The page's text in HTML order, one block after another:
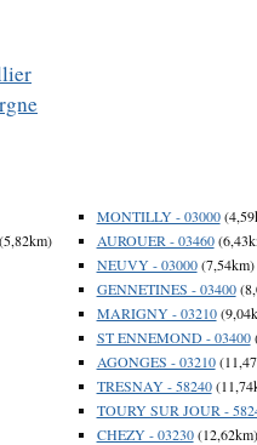
(5,82km)
MONTILLY - 03000
AUROUER - 03460
NEUVY - 03000(7,54km)
GENNETINES - 03400
MARIGNY - 03210
ST ENNEMOND - 03400
AGONGES - 03210
TRESNAY - 58240
TOURY SUR JOUR -
CHEZY - 03230(12,62km)